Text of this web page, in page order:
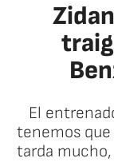
El
tenemos que
tarda mucho,